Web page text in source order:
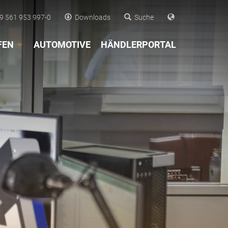
561 953 997-0 Downloads Suche
AUTOMOTIVE HÄNDLERPORTAL